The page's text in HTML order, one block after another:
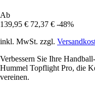
Ab
139,95 € 72,37 € -48%
inkl. MwSt. zzgl.
Verbessern Sie Ihre
Hummel Topflight Pro, die
vereinen.